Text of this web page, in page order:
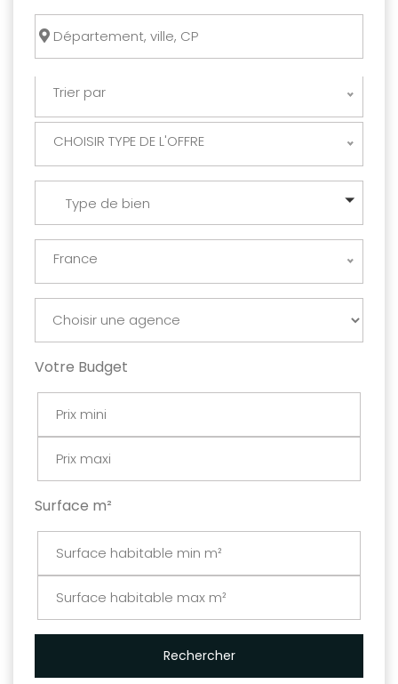
Trier par
CHOISIR TYPE DE L'OFFRE
Type de bien
France
Votre Budget
Surface m²
Rechercher